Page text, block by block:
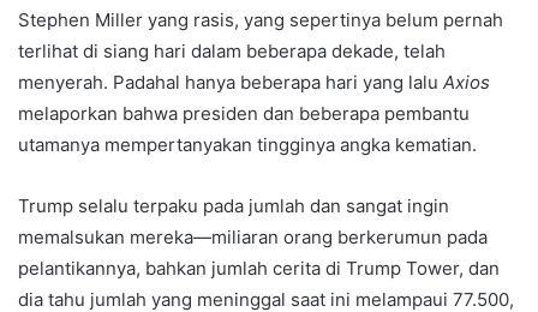
Stephen Miller yang rasis, yang sepertinya belum pernah
terlihat di siang hari dalam beberapa dekade, telah
menyerah. Padahal hanya beberapa hari yang lalu Axios
melaporkan bahwa presiden dan beberapa pembantu
utamanya mempertanyakan tingginya angka kematian.
Trump selalu terpaku pada jumlah dan sangat ingin
memalsukan mereka—miliaran orang berkerumun pada
pelantikannya, bahkan jumlah cerita di Trump Tower, dan
dia tahu jumlah yang meninggal saat ini melampaui 77.500,